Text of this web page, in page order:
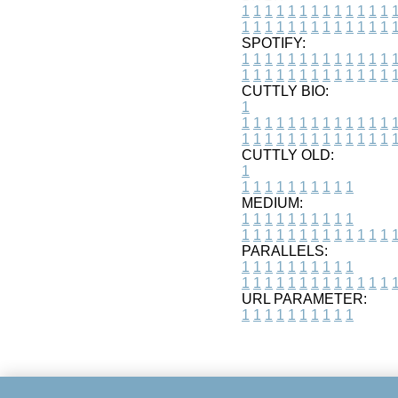
1 1 1 1 1 1 1 1 1 1 1 1 1 1
1 1 1 1 1 1 1 1 1 1 1 1 1 1
SPOTIFY:
1 1 1 1 1 1 1 1 1 1 1 1 1 1
1 1 1 1 1 1 1 1 1 1 1 1 1 1
CUTTLY BIO:
1
1 1 1 1 1 1 1 1 1 1 1 1 1 1
1 1 1 1 1 1 1 1 1 1 1 1 1 1
CUTTLY OLD:
1
1 1 1 1 1 1 1 1 1 1
MEDIUM:
1 1 1 1 1 1 1 1 1 1
1 1 1 1 1 1 1 1 1 1 1 1 1 1
PARALLELS:
1 1 1 1 1 1 1 1 1 1
1 1 1 1 1 1 1 1 1 1 1 1 1 1
URL PARAMETER:
1 1 1 1 1 1 1 1 1 1